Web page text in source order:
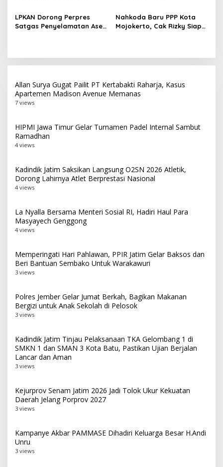
Masyarakat
Digital dan AI
LPKAN Dorong Perpres
Satgas Penyelamatan Aset
Nahkoda Baru PPP Kota
Mojokerto, Cak Rizky Siap
Allan Surya Gugat Pailit PT Kertabakti Raharja, Kasus
Apartemen Madison Avenue Memanas
7 views
HIPMI Jawa Timur Gelar Turnamen Padel Internal Sambut
Ramadhan
4 views
Kadindik Jatim Saksikan Langsung O2SN 2026 Atletik,
Dorong Lahirnya Atlet Berprestasi Nasional
4 views
La Nyalla Bersama Menteri Sosial RI, Hadiri Haul Para
Masyayech Genggong
4 views
Memperingati Hari Pahlawan, PPIR Jatim Gelar Baksos dan
Beri Bantuan Sembako Untuk Warakawuri
3 views
Polres Jember Gelar Jumat Berkah, Bagikan Makanan
Bergizi untuk Anak Sekolah di Pelosok
3 views
Kadindik Jatim Tinjau Pelaksanaan TKA Gelombang 1 di
SMKN 1 dan SMAN 3 Kota Batu, Pastikan Ujian Berjalan
Lancar dan Aman
3 views
Kejurprov Senam Jatim 2026 Jadi Tolok Ukur Kekuatan
Daerah Jelang Porprov 2027
3 views
Kampanye Akbar PAMMASE Dihadiri Keluarga Besar H.Andi
Unru
3 views